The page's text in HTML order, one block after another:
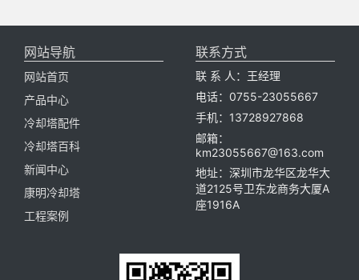
网站导航
网站首页
产品中心
冷却塔配件
冷却塔百科
新闻中心
康明冷却塔
工程案例
联系方式
联 系 人：王经理
电话：0755-23055667
手机：13728927868
邮箱：
km23055667@163.com
地址：深圳市龙华区龙华大
道2125号卫东龙商务大厦A
座1916A